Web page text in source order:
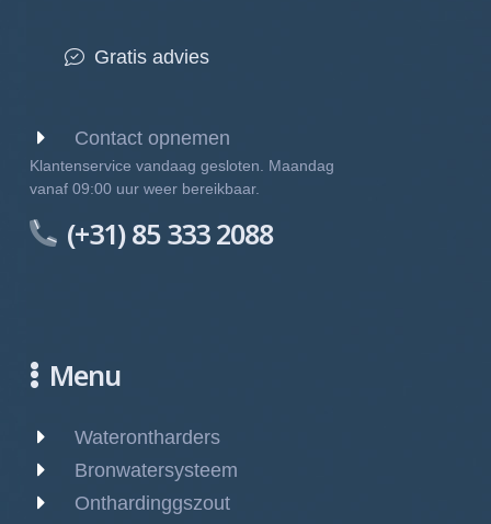
Gratis advies
Contact opnemen
Klantenservice vandaag gesloten. Maandag
vanaf 09:00 uur weer bereikbaar.
(+31) 85 333 2088
Menu
Waterontharders
Bronwatersysteem
Onthardinggszout